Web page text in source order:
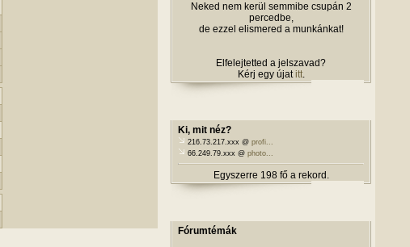
Neked nem kerül semmibe csupán 2
percedbe,
de ezzel elismered a munkánkat!
Elfelejtetted a jelszavad?
Kérj egy újatitt.
Ki, mit néz?
216.73.217.xxx @ profi...
66.249.79.xxx @ photo...
Egyszerre 198 fő a rekord.
Fórumtémák